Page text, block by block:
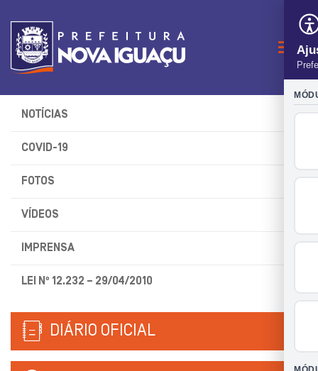
NOTÍCIAS
COVID-19
FOTOS
VÍDEOS
IMPRENSA
LEI Nº 12.232 – 29/04/2010
DIÁRIO OFICIAL